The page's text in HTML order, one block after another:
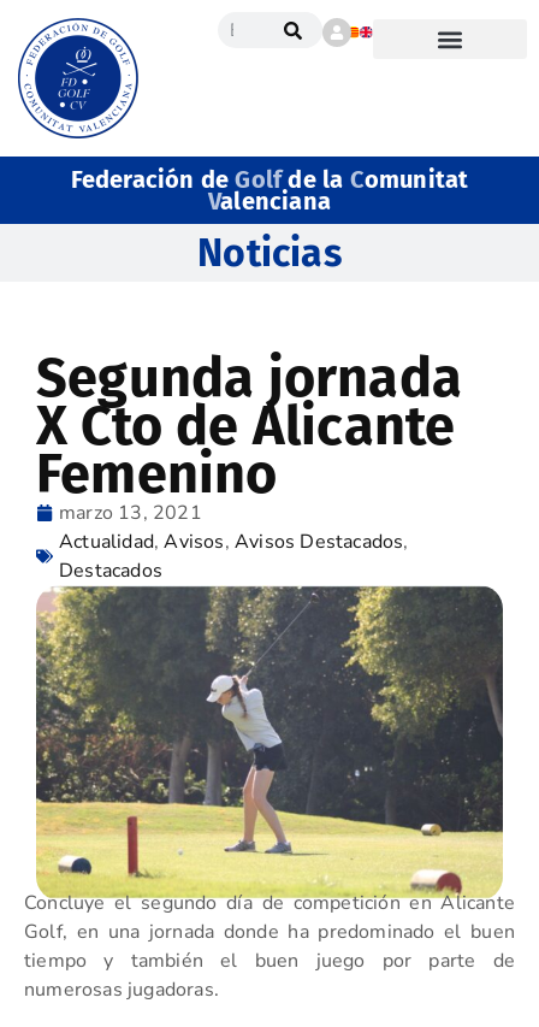
Federación deGolfde la Comunitat
Valenciana
Noticias
Segunda jornada
X Cto de Alicante
Femenino
marzo 13, 2021
Actualidad,Avisos,Avisos Destacados,
Destacados
Concluye el segundo día de competición en Alicante
Golf, en una jornada donde ha predominado el buen
tiempo y también el buen juego por parte de
numerosas jugadoras.